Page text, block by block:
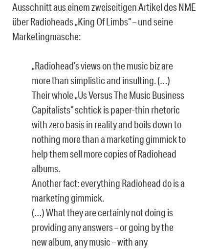
Ausschnitt aus einem zweiseitigen Artikel des NME
über Radioheads „King Of Limbs“ – und seine
Marketingmasche:
„Radiohead’s views on the music biz are
more than simplistic and insulting. (…)
Their whole „Us Versus The Music Business
Capitalists“ schtick is paper-thin rhetoric
with zero basis in reality and boils down to
nothing more than a marketing gimmick to
help them sell more copies of Radiohead
albums.
Another fact: everything Radiohead do is a
marketing gimmick.
(…) What they are certainly not doing is
providing any answers – or going by the
new album, any music – with any